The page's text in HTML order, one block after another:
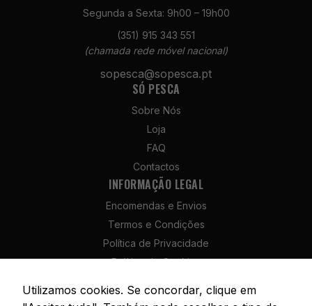
Segunda a Sexta: 9h00 – 19h00
(351) 915 343 551
(chamada rede móvel nacional)
sopesca@sopesca.pt
SÓ PESCA
Sobre Nós
Loja
FAQ
Contactos
INFORMAÇÃO LEGAL
Encomendas e Envios
Termos e Condições
Política de Privacidade
Política de Cookies
Livro de Reclamações
Utilizamos cookies. Se concordar, clique em
Necessários
Estes cookies
opcionais. São
do site.
Estatísticas
Para que
possamos
melhorar a
e a estrutura
do site, com